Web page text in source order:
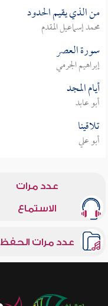
من الذي يقيم الحدود
محمد إسماعيل المقدم
سورة العصر
إبراهيم الجرمي
أيام المجد
أبو عابد
تلاقينا
أبو علي
عدد مرات
الاستماع
عدد مرات الحفظ